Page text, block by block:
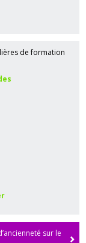
de formation
sur le